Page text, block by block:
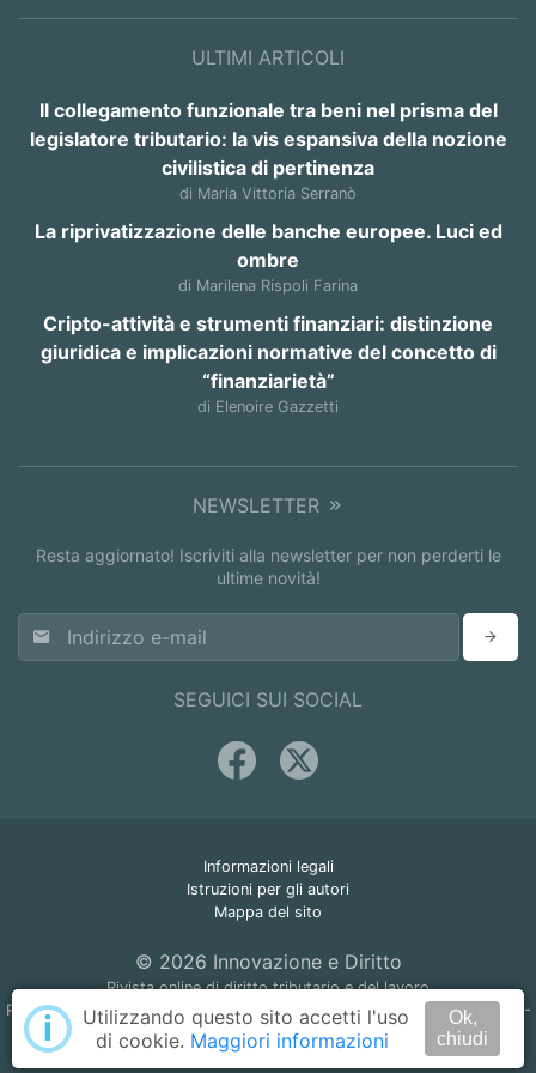
ULTIMI ARTICOLI
Il collegamento funzionale tra beni nel prisma del
legislatore tributario: la vis espansiva della nozione
civilistica di pertinenza
di Maria Vittoria Serranò
La riprivatizzazione delle banche europee. Luci ed
ombre
di Marilena Rispoli Farina
Cripto-attività e strumenti finanziari: distinzione
giuridica e implicazioni normative del concetto di
“finanziarietà”
di Elenoire Gazzetti
NEWSLETTER
Resta aggiornato! Iscriviti alla newsletter per non perderti le
ultime novità!
SEGUICI SUI SOCIAL
Informazioni legali
Istruzioni per gli autori
Mappa del sito
© 2026 Innovazione e Diritto
Rivista online di diritto tributario e del lavoro
Registrazione Tribunale di Napoli n. 45 del 22 giugno 2005 - ISSN 1825-
9871
i
Utilizzando questo sito accetti l'uso
di cookie. Maggiori informazioni
Ok,
chiudi